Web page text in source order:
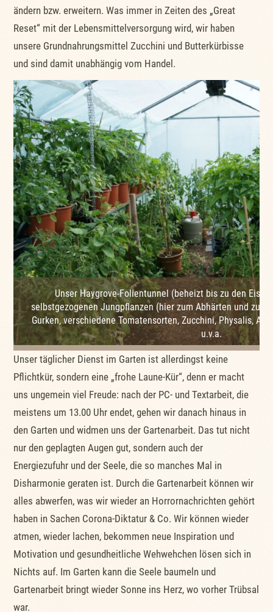
ändern bzw. erweitern. Was immer in Zeiten des „Great
Reset“ mit der Lebensmittelversorgung wird, wir haben
unsere Grundnahrungsmittel Zucchini und Butterkürbisse
und sind damit unabhängig vom Handel.
Unser Haygrove-Folientunnel (beheizt bis zu den
selbstgezogenen Jungpflanzen (hier zum Abhärten und zur
Gurken, verschiedene Tomatensorten, Zucchini, Physalis,
u.v.a.
Unser täglicher Dienst im Garten ist allerdingst keine
Pflichtkür, sondern eine „frohe Laune-Kür“, denn er macht
uns ungemein viel Freude: nach der PC- und Textarbeit, die
meistens um 13.00 Uhr endet, gehen wir danach hinaus in
den Garten und widmen uns der Gartenarbeit. Das tut nicht
nur den geplagten Augen gut, sondern auch der
Energiezufuhr und der Seele, die so manches Mal in
Disharmonie geraten ist. Durch die Gartenarbeit können wir
alles abwerfen, was wir wieder an Horrornachrichten gehört
haben in Sachen Corona-Diktatur & Co. Wir können wieder
atmen, wieder lachen, bekommen neue Inspiration und
Motivation und gesundheitliche Wehwehchen lösen sich in
Nichts auf. Im Garten kann die Seele baumeln und
Gartenarbeit bringt wieder Sonne ins Herz, wo vorher Trübsal
war.